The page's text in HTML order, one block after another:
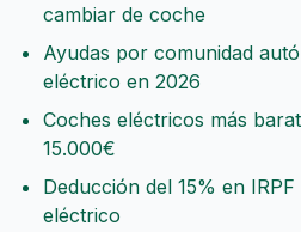
cambiar de coche
Ayudas por comunidad
eléctrico en 2026
Coches eléctricos más
15.000€
Deducción del 15% en
eléctrico